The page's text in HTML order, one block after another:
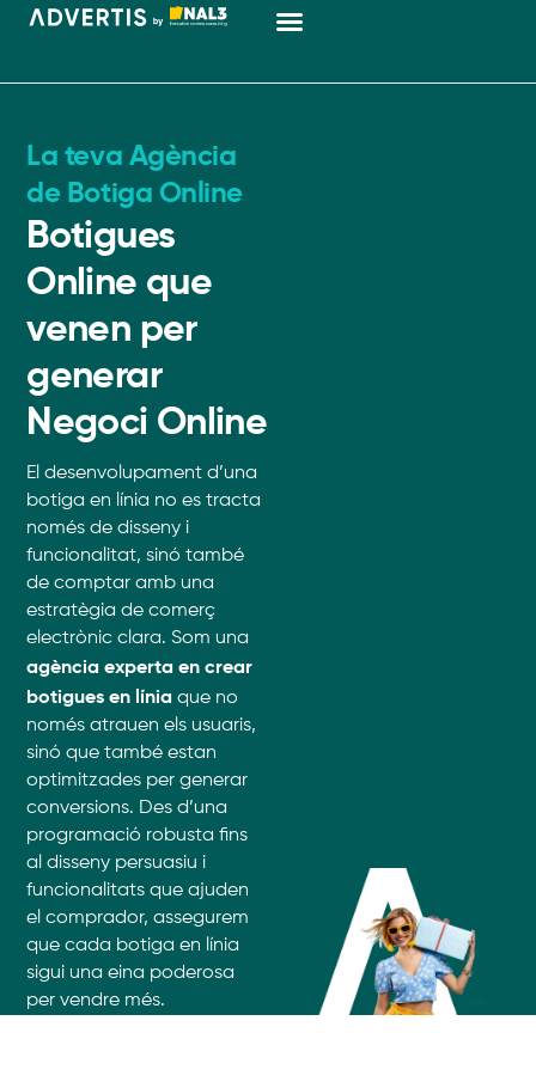
La teva Agència
de Botiga Online
Botigues
Online que
venen per
generar
Negoci Online
El desenvolupament d’una
botiga en línia no es tracta
només de disseny i
funcionalitat, sinó també
de comptar amb una
estratègia de comerç
electrònic clara. Som una
agència experta en crear
botigues en línia que no
només atrauen els usuaris,
sinó que també estan
optimitzades per generar
conversions. Des d’una
programació robusta fins
al disseny persuasiu i
funcionalitats que ajuden
el comprador, assegurem
que cada botiga en línia
sigui una eina poderosa
per vendre més.